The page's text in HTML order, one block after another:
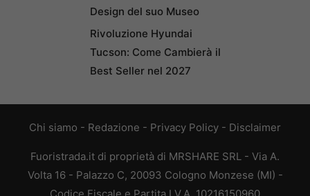
Design del suo Museo
Rivoluzione Hyundai
Tucson: Come Cambierà il
Best Seller nel 2027
Chi siamo - Redazione - Privacy Policy - Disclaimer
Fuoristrada.it di proprietà di MRSHARE SRL - Via A.
Volta 16 - Palazzo C, 20093 Cologno Monzese (MI) -